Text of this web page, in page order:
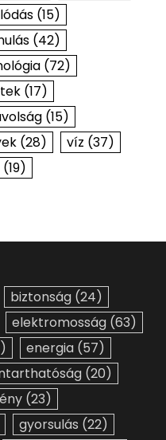
(15)
(42)
(72)
(17)
(15)
(28) víz (37)
(19)
biztonság (24)
elektromosság (63)
energia (57)
(20)
(23)
gyorsulás (22)